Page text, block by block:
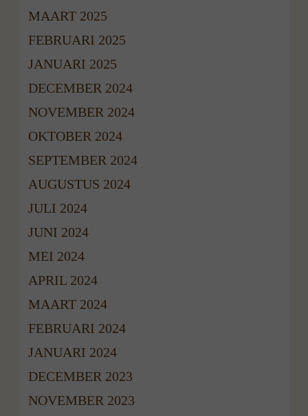
MAART 2025
FEBRUARI 2025
JANUARI 2025
DECEMBER 2024
NOVEMBER 2024
OKTOBER 2024
SEPTEMBER 2024
AUGUSTUS 2024
JULI 2024
JUNI 2024
MEI 2024
APRIL 2024
MAART 2024
FEBRUARI 2024
JANUARI 2024
DECEMBER 2023
NOVEMBER 2023